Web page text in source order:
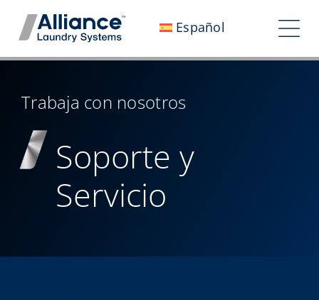
Español
Trabaja con nosotros
Nuestro impacto
Empleo
Inversores
Trabaja con nosotros
Soporte y
Servicio